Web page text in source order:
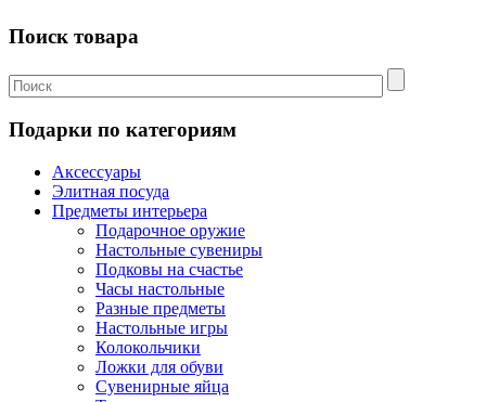
Поиск товара
Подарки по категориям
Аксессуары
Элитная посуда
Предметы интерьера
Подарочное оружие
Настольные сувениры
Подковы на счастье
Часы настольные
Разные предметы
Настольные игры
Колокольчики
Ложки для обуви
Сувенирные яйца